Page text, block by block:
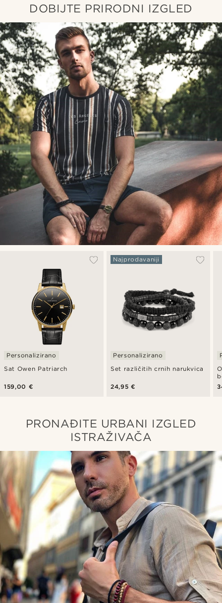
DOBIJTE PRIRODNI IZGLED
Sat Owen Patriarch
Personalizirano
159,00 €
Set različitih crnih narukvica
Najprodavaniji
Personalizirano
24,95 €
PRONAĐITE URBANI IZGLED
ISTRAŽIVAČA